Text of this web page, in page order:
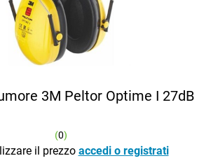
3M Peltor Optime I 27dB
(0)
il prezzo accedi o registrati